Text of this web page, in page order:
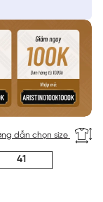
dẫn chọn size
41